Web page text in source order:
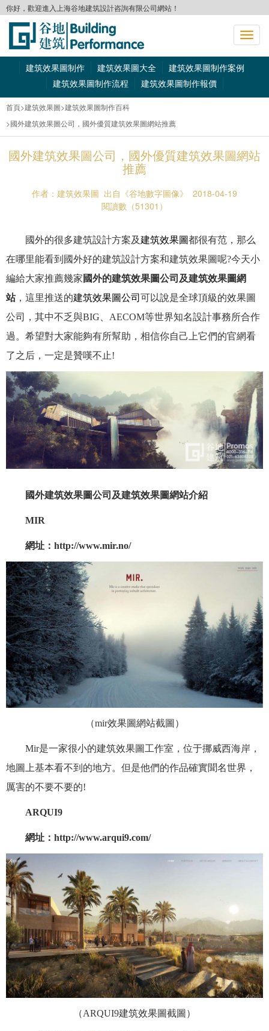
你好，歡迎進入上海谷地建筑設計咨詢有限公司網站！
切
換
建筑效果圖制作 建筑效果圖大全
建筑效果圖制作案例
建筑效果圖制作流程
建筑效果圖制作報價
首頁>建筑效果圖>建筑效果圖制作百科
>國外建筑效果圖公司，國外優質建筑效果圖網站推薦
國外建筑效果圖公司，國外優質建筑效果圖網站
推薦
作者：建筑效果圖 出自《谷地數字圖像》
2018-04-19
閱讀數（51301）
國外的很多建筑設計方案及建筑效果圖都很有范，那么
在哪里能看到國外好的建筑設計方案和建筑效果圖呢?今天小
編給大家推薦幾家 國外的建筑效果圖公司及建筑效果圖網
站，這里推送的建筑效果圖公司 可以說是全球頂級的效果圖
公司，其中不乏與BIG、AECOM等世界知名設計事務所合作
過。希望對大家能夠有所幫助，相信你自己上它們的官網看
了之后，一定是贊嘆不止!
國外建筑效果圖公司及建筑效果圖網站介紹
MIR
網址：http://www.mir.no/
（mir效果圖網站截圖）
Mir是一家很小的建筑效果圖工作室，位于挪威西海岸，
地圖上基本看不到的地方。但是他們的作品確實聞名世界，
厲害的不要不要的!
ARQUI9
網址：http://www.arqui9.com/
（ARQUI9建筑效果圖截圖）